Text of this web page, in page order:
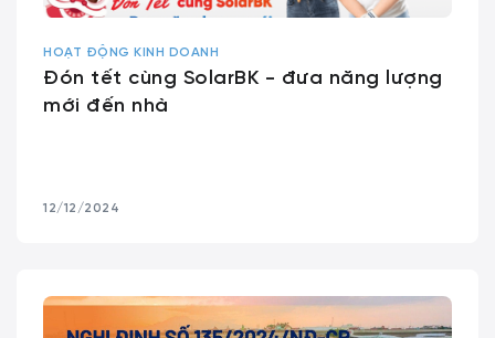
HOẠT ĐỘNG KINH DOANH
Đón tết cùng SolarBK - đưa năng lượng
mới đến nhà
12/12/2024